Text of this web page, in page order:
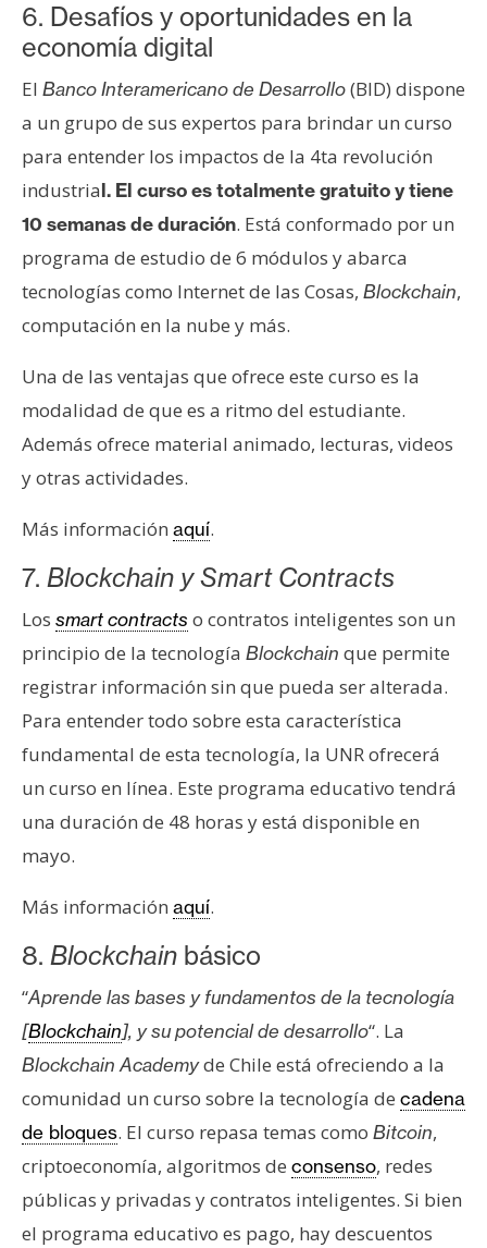
6. Desafíos y oportunidades en la
economía digital
El Banco Interamericano de Desarrollo(BID) dispone
a un grupo de sus expertos para brindar un curso
para entender los impactos de la 4ta revolución
industrial. El curso es totalmente gratuito y tiene
10 semanas de duración. Está conformado por un
programa de estudio de 6 módulos y abarca
tecnologías como Internet de las Cosas, Blockchain,
computación en la nube y más.
Una de las ventajas que ofrece este curso es la
modalidad de que es a ritmo del estudiante.
Además ofrece material animado, lecturas, videos
y otras actividades.
Más información aquí.
7. Blockchain y Smart Contracts
Los smart contracts o contratos inteligentes son un
principio de la tecnología Blockchain que permite
registrar información sin que pueda ser alterada.
Para entender todo sobre esta característica
fundamental de esta tecnología, la UNR ofrecerá
un curso en línea. Este programa educativo tendrá
una duración de 48 horas y está disponible en
mayo.
Más información aquí.
8. Blockchain básico
“Aprende las bases y fundamentos de la tecnología
[Blockchain], y su potencial de desarrollo“. La
Blockchain Academyde Chile está ofreciendo a la
comunidad un curso sobre la tecnología de cadena
de bloques. El curso repasa temas como Bitcoin,
criptoeconomía, algoritmos de consenso, redes
públicas y privadas y contratos inteligentes. Si bien
el programa educativo es pago, hay descuentos